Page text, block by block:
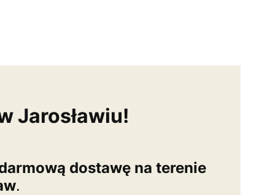
Jarosławiu!
dostawę na terenie
.